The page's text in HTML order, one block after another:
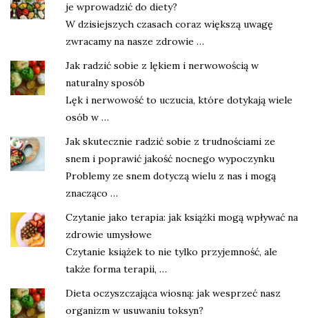
je wprowadzić do diety?
W dzisiejszych czasach coraz większą uwagę
zwracamy na nasze zdrowie …
Jak radzić sobie z lękiem i nerwowością w
naturalny sposób
Lęk i nerwowość to uczucia, które dotykają wiele
osób w …
Jak skutecznie radzić sobie z trudnościami ze
snem i poprawić jakość nocnego wypoczynku
Problemy ze snem dotyczą wielu z nas i mogą
znacząco …
Czytanie jako terapia: jak książki mogą wpływać na
zdrowie umysłowe
Czytanie książek to nie tylko przyjemność, ale
także forma terapii, …
Dieta oczyszczająca wiosną: jak wesprzeć nasz
organizm w usuwaniu toksyn?